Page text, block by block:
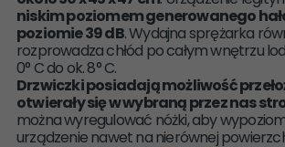
niskim poziomem generowanego
poziomie 39 dB. Wydajna sprężarka
rozprowadza chłód po całym wnętrzu
0° C do ok. 8° C.
Drzwiczki posiadają możliwość
otwierały się w wybraną przez nas
można wyregulować nóżki, aby
urządzenie nawet na nierównej